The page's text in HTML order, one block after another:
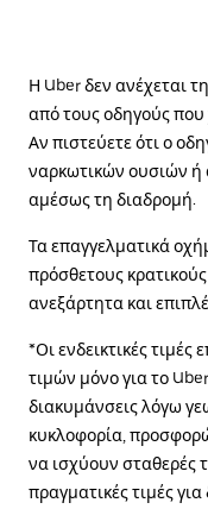
Η Uber δεν ανέχεται
από τους οδηγούς
Αν πιστεύετε ότι ο
ναρκωτικών ουσιών ή
αμέσως τη διαδρομή.
Τα επαγγελματικά
πρόσθετους
ανεξάρτητα και
*Οι ενδεικτικές
τιμών μόνο για το
διακυμάνσεις λόγω
κυκλοφορία,
να ισχύουν σταθερές
πραγματικές τιμές